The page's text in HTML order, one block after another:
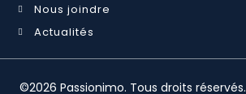
Nous joindre
Actualités
©2026 Passionimo. Tous droits réservés.